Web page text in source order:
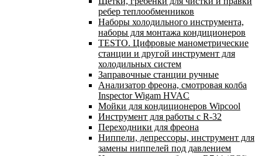
ребер теплообменников
Наборы холодильного инструмента,
наборы для монтажа кондиционеров
TESTO. Цифровые манометрические
станции и другой инструмент для
холодильных систем
Заправочные станции ручные
Анализатор фреона, смотровая колба
Inspector Wigam HVAC
Мойки для кондиционеров Wipcool
Инструмент для работы с R-32
Переходники для фреона
Ниппели, депрессоры, инструмент для
замены ниппелей под давлением